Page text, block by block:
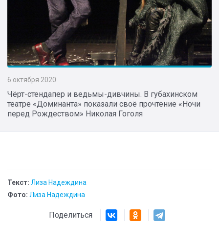
6 октября 2020
Чёрт-стендапер и ведьмы-дивчины. В губахинском
театре «Доминанта» показали своё прочтение «Ночи
перед Рождеством» Николая Гоголя
Текст: Лиза Надеждина
Фото: Лиза Надеждина
Поделиться